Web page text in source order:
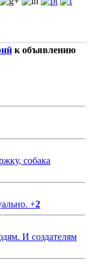
к объявлению
собака
+2
И создателям